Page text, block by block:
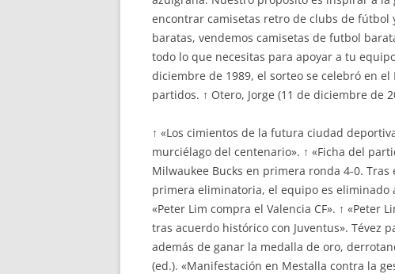
encontrar camisetas retro de clubs de fútbol
baratas, vendemos camisetas de futbol
todo lo que necesitas para apoyar a tu
diciembre de 1989, el sorteo se celebró en
partidos. ↑ Otero, Jorge (11 de diciembre de
↑ «Los cimientos de la futura ciudad
murciélago del centenario». ↑ «Ficha del
Milwaukee Bucks en primera ronda 4-0.
primera eliminatoria, el equipo es eliminado
«Peter Lim compra el Valencia CF». ↑ «Peter
tras acuerdo histórico con Juventus». Tévez
además de ganar la medalla de oro,
(ed.). «Manifestación en Mestalla contra la